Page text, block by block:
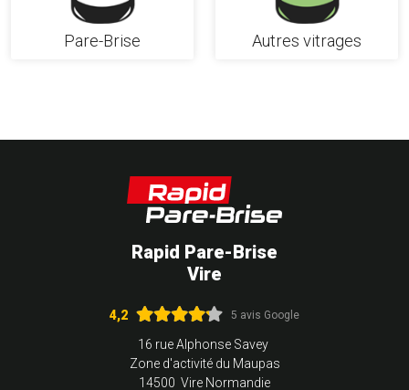
Pare-Brise Autres vitrages
Rapid Pare-Brise
Vire
4,2 5 avis Google
16 rue Alphonse Savey
Zone d'activité du Maupas
14500 Vire Normandie